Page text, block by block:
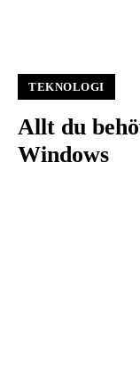
TEKNOLOGI
Allt du
Windows